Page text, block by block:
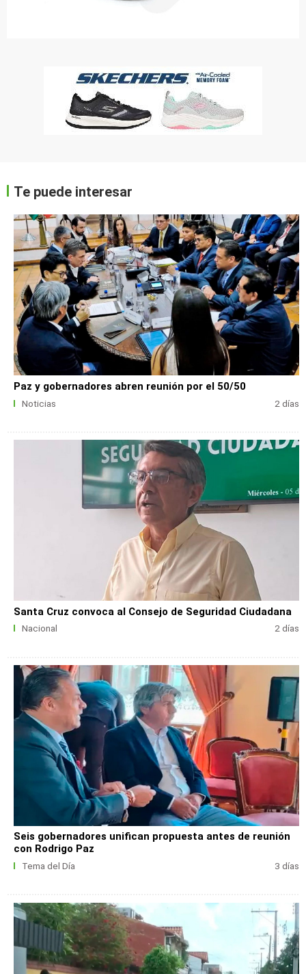
Te puede interesar
Paz y gobernadores abren reunión por el 50/50
Noticias 2 días
Santa Cruz convoca al Consejo de Seguridad Ciudadana
Nacional 2 días
Seis gobernadores unifican propuesta antes de reunión
con Rodrigo Paz
Tema del Día 3 días